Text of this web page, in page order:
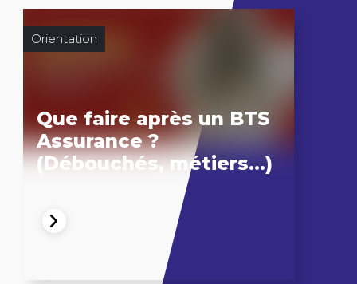
Orientation
Que faire après un BTS
Assurance ?
(Débouchés, métiers…)